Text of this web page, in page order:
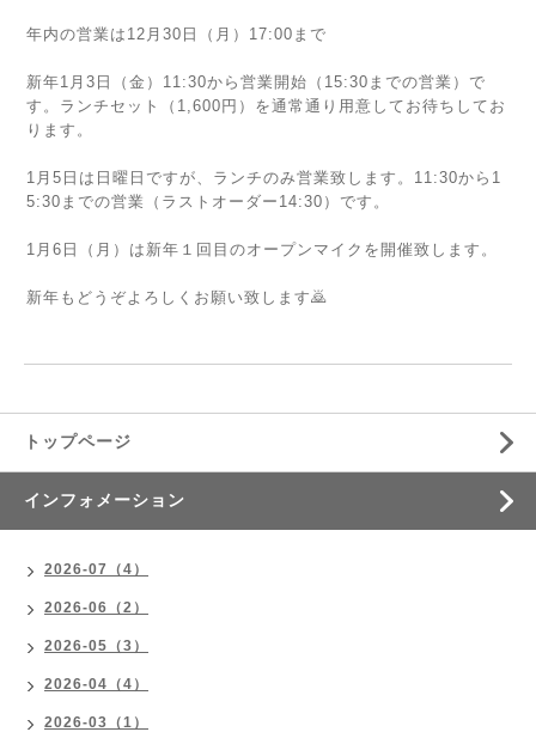
年内の営業は12月30日（月）17:00まで
新年1月3日（金）11:30から営業開始（15:30までの営業）で
す。ランチセット（1,600円）を通常通り用意してお待ちしてお
ります。
1月5日は日曜日ですが、ランチのみ営業致します。11:30から1
5:30までの営業（ラストオーダー14:30）です。
1月6日（月）は新年１回目のオープンマイクを開催致します。
新年もどうぞよろしくお願い致します🙇
トップページ
インフォメーション
2026-07（4）
2026-06（2）
2026-05（3）
2026-04（4）
2026-03（1）